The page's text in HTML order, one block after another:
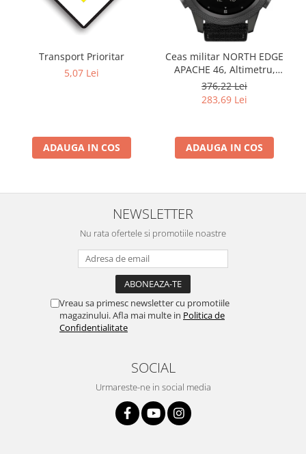
Transport Prioritar
5,07 Lei
ADAUGA IN COS
Ceas militar NORTH EDGE
APACHE 46, Altimetru,
Barometru, Cronometru,
Termometru, Pedometru,
Busola
376,22 Lei
283,69 Lei
ADAUGA IN COS
NEWSLETTER
Nu rata ofertele si promotiile noastre
Vreau sa primesc newsletter cu promotiile
magazinului. Afla mai multe in Politica de
Confidentialitate
SOCIAL
Urmareste-ne in social media